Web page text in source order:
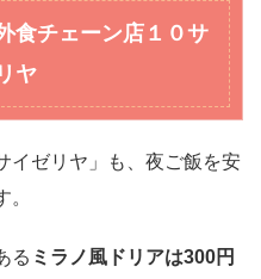
食チェーン店 １０サ
ヤ
イゼリヤ」も、夜ご飯を安
る ミラノ風ドリアは300円